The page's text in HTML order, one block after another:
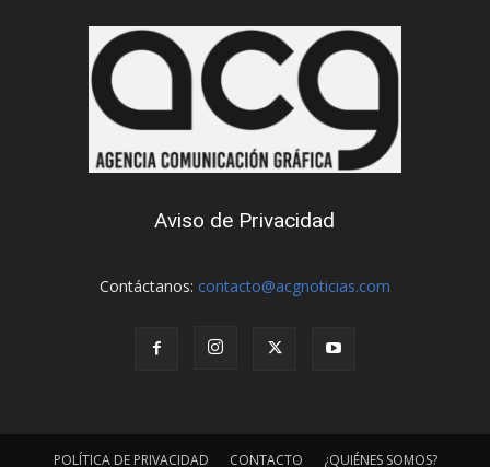
Aviso de Privacidad
Contáctanos: contacto@acgnoticias.com
POLÍTICA DE PRIVACIDAD CONTACTO ¿QUIÉNES SOMOS?